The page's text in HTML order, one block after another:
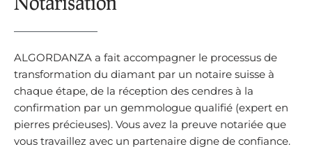
ALGORDANZA a fait accompagner le processus de
transformation du diamant par un notaire suisse à
chaque étape, de la réception des cendres à la
confirmation par un gemmologue qualifié (expert en
pierres précieuses). Vous avez la preuve notariée que
vous travaillez avec un partenaire digne de confiance.